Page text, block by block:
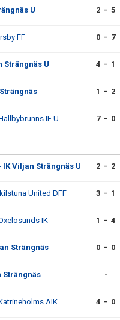
U 2 - 5
FF 0 - 7
Strängnäs U 4 - 1
1 - 2
IF U 7 - 0
IK Viljan Strängnäs U 2 - 2
United DFF 3 - 1
IK 1 - 4
Strängnäs 0 - 0
Strängnäs -
AIK 4 - 0